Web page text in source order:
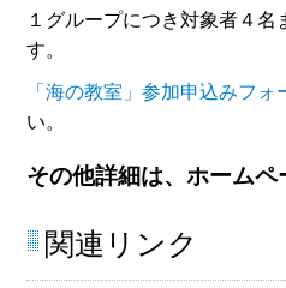
１グループにつき対象者４名
す。
「海の教室」参加申込みフォ
い。
その他詳細は、ホームペ
関連リンク